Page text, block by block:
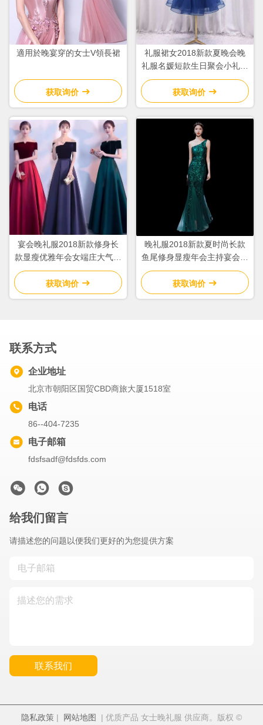
適用於晚宴穿的女士V領長裙
获取询价
礼服裙女2018新款夏晚会晚
礼服名媛短款生日聚会小礼服
连衣裙7385
获取询价
宴会晚礼服2018新款修身长
款显瘦优雅年会女端庄大气气
质名媛长裙
获取询价
晚礼服2018新款夏时尚长款
鱼尾修身显瘦年会主持宴会走
秀改良旗袍
获取询价
联系方式
企业地址
北京市朝阳区国贸CBD商旅大厦1518室
电话
86--404-7235
电子邮箱
fdsfsadf@fdsfds.com
给我们留言
请描述您的问题以便我们更好的为您提供方案
联系我们
隐私政策 | 网站地图 | 优质产品 女士晚礼服 供应商。版权 ©